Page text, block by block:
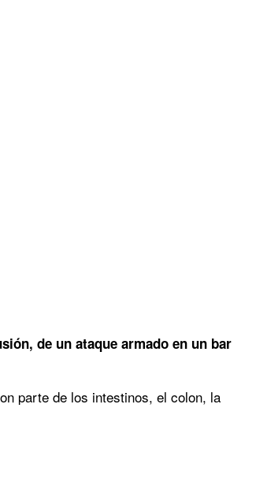
de un ataque armado en un bar
parte de los intestinos, el colon, la